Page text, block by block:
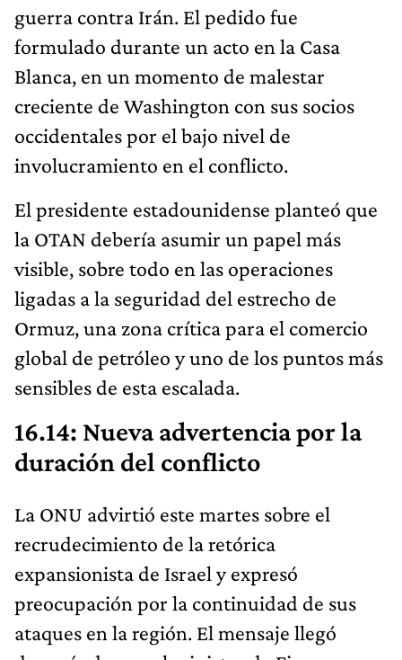
guerra contra Irán. El pedido fue
formulado durante un acto en la Casa
Blanca, en un momento de malestar
creciente de Washington con sus socios
occidentales por el bajo nivel de
involucramiento en el conflicto.
El presidente estadounidense planteó que
la OTAN debería asumir un papel más
visible, sobre todo en las operaciones
ligadas a la seguridad del estrecho de
Ormuz, una zona crítica para el comercio
global de petróleo y uno de los puntos más
sensibles de esta escalada.
16.14: Nueva advertencia por la
duración del conflicto
La ONU advirtió este martes sobre el
recrudecimiento de la retórica
expansionista de Israel y expresó
preocupación por la continuidad de sus
ataques en la región. El mensaje llegó